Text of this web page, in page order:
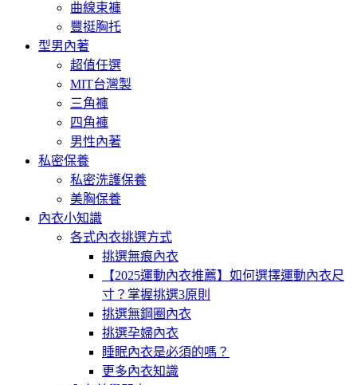
曲線束褲
豐挺胸托
型男內著
超值任選
MIT台灣製
三角褲
四角褲
男性內著
私密保養
私密洗護保養
美胸保養
內衣小知識
各式內衣挑選方式
挑選無痕內衣
【2025運動內衣推薦】如何選擇運動內衣尺
寸？掌握挑選3原則
挑選無鋼圈內衣
挑選孕婦內衣
睡眠內衣是必須的嗎？
更多內衣知識